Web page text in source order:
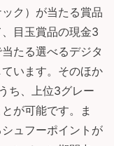
ク）が当たる賞品
目玉賞品の現金3
たる選べるデジタ
います。そのほか
ち、上位3グレー
が可能です。ま
ュフーポイントが